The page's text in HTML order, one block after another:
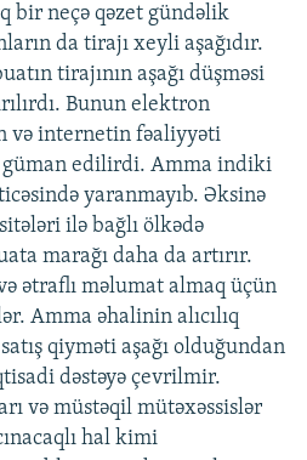
bir neçə qəzet gündəlik
da tirajı xeyli aşağıdır.
tirajının aşağı düşməsi
Bunun elektron
və internetin fəaliyyəti
güman edilirdi. Amma indiki
yaranmayıb. Əksinə
ilə bağlı ölkədə
marağı daha da artırır.
ətraflı məlumat almaq üçün
Amma əhalinin alıcılıq
qiyməti aşağı olduğundan
dəstəyə çevrilmir.
və müstəqil mütəxəssislər
hal kimi